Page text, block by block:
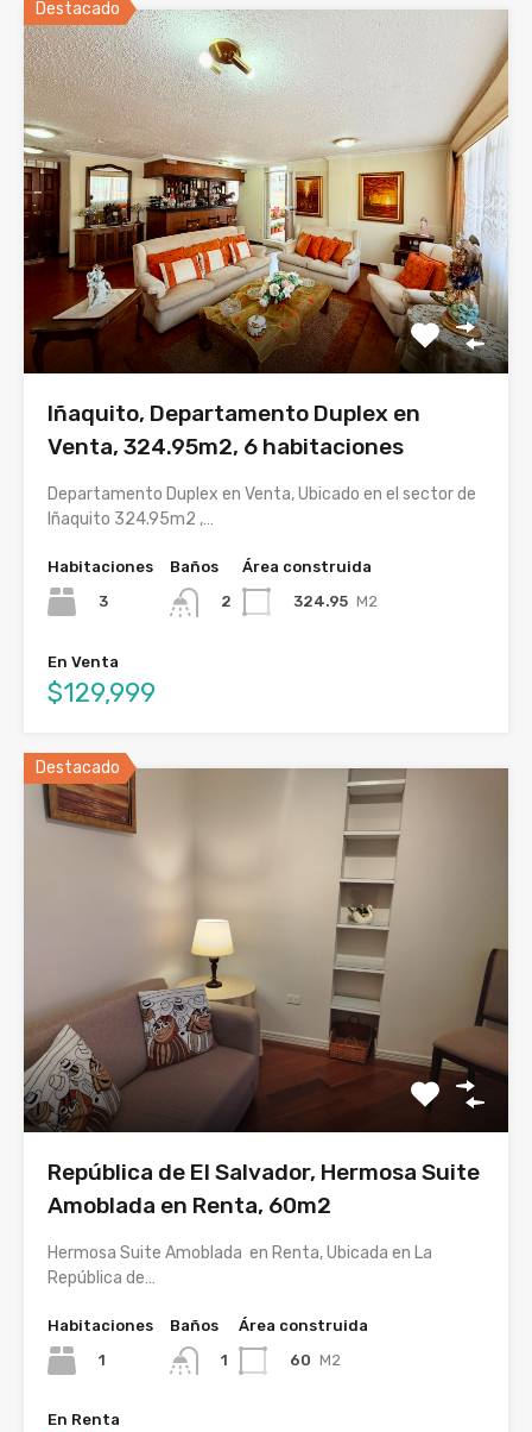
Destacado
Iñaquito, Departamento Duplex en
Venta, 324.95m2, 6 habitaciones
Departamento Duplex en Venta, Ubicado en el sector de
Iñaquito 324.95m2 ,…
Habitaciones
3
Baños
2
Área construida
324.95 M2
En Venta
$129,999
Destacado
República de El Salvador, Hermosa Suite
Amoblada en Renta, 60m2
Hermosa Suite Amoblada en Renta, Ubicada en La
República de…
Habitaciones
1
Baños
1
Área construida
60 M2
En Renta